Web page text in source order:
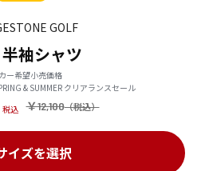
GOLF
袖シャツ
ー希望小売価格
& SUMMER クリアランスセール
￥12,100
イズを選択